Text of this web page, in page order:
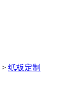
> 纸板定制